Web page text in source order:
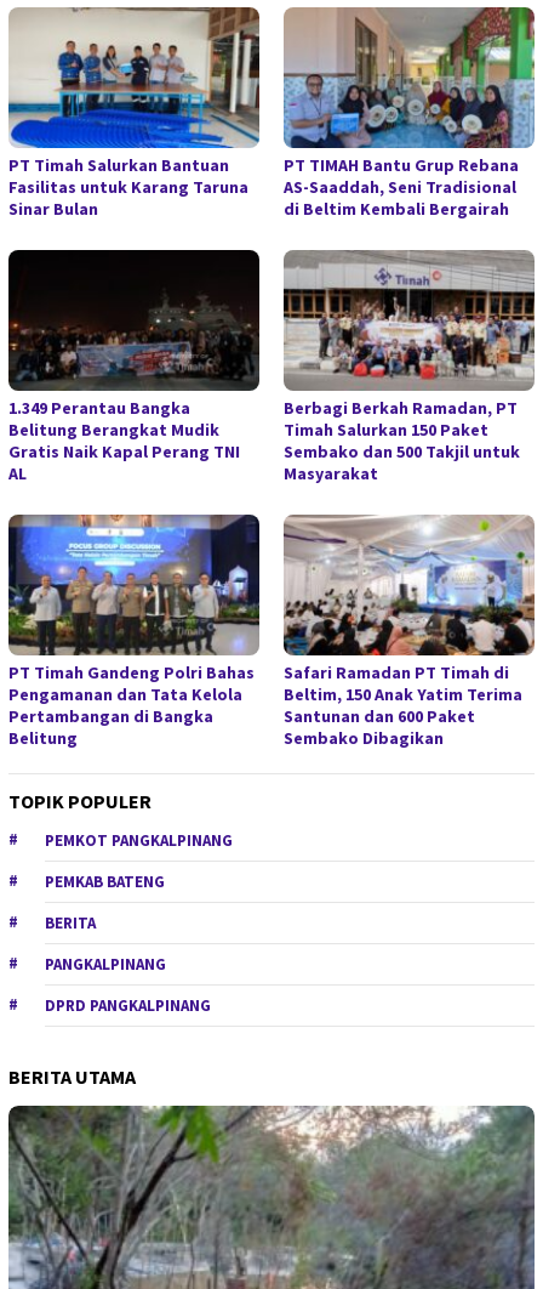
PT Timah Salurkan Bantuan
Fasilitas untuk Karang Taruna
Sinar Bulan
PT TIMAH Bantu Grup Rebana
AS-Saaddah, Seni Tradisional
di Beltim Kembali Bergairah
1.349 Perantau Bangka
Belitung Berangkat Mudik
Gratis Naik Kapal Perang TNI
AL
Berbagi Berkah Ramadan, PT
Timah Salurkan 150 Paket
Sembako dan 500 Takjil untuk
Masyarakat
PT Timah Gandeng Polri Bahas
Pengamanan dan Tata Kelola
Pertambangan di Bangka
Belitung
Safari Ramadan PT Timah di
Beltim, 150 Anak Yatim Terima
Santunan dan 600 Paket
Sembako Dibagikan
TOPIK POPULER
PEMKOT PANGKALPINANG
PEMKAB BATENG
BERITA
PANGKALPINANG
DPRD PANGKALPINANG
BERITA UTAMA